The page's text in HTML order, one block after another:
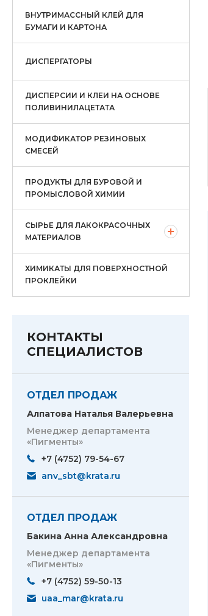
ВНУТРИМАССНЫЙ КЛЕЙ ДЛЯ
БУМАГИ И КАРТОНА
ДИСПЕРГАТОРЫ
ДИСПЕРСИИ И КЛЕИ НА ОСНОВЕ
ПОЛИВИНИЛАЦЕТАТА
МОДИФИКАТОР РЕЗИНОВЫХ
СМЕСЕЙ
ПРОДУКТЫ ДЛЯ БУРОВОЙ И
ПРОМЫСЛОВОЙ ХИМИИ
СЫРЬЕ ДЛЯ ЛАКОКРАСОЧНЫХ
МАТЕРИАЛОВ
ХИМИКАТЫ ДЛЯ ПОВЕРХНОСТНОЙ
ПРОКЛЕЙКИ
КОНТАКТЫ
СПЕЦИАЛИСТОВ
ОТДЕЛ ПРОДАЖ
Алпатова Наталья Валерьевна
Менеджер департамента
«Пигменты»
+7 (4752) 79-54-67
anv_sbt@krata.ru
ОТДЕЛ ПРОДАЖ
Бакина Анна Александровна
Менеджер департамента
«Пигменты»
+7 (4752) 59-50-13
uaa_mar@krata.ru